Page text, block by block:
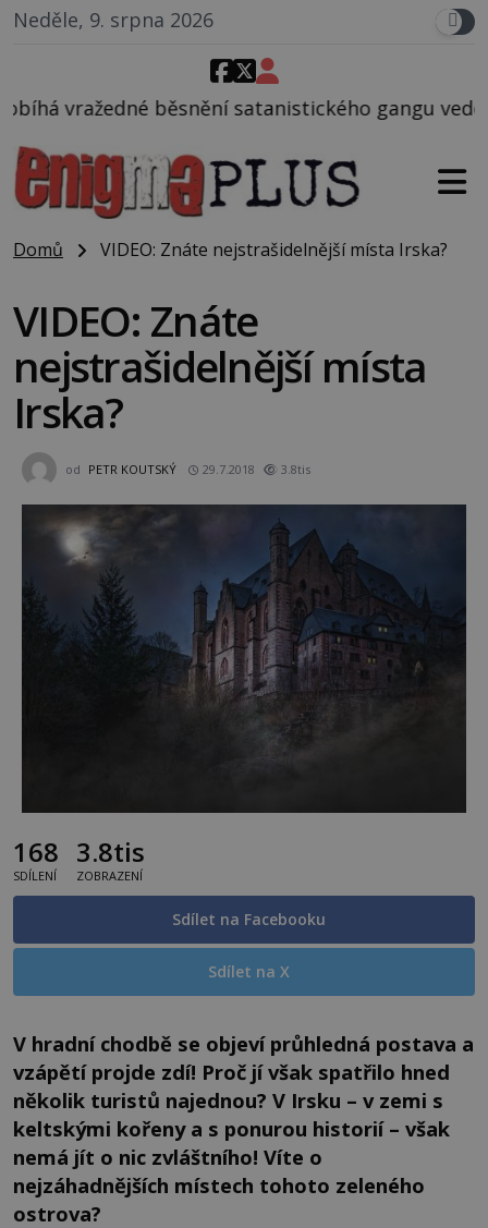
Neděle, 9. srpna 2026
gangu vedeného Charlesem
Domů VIDEO: Znáte nejstrašidelnější místa Irska?
VIDEO: Znáte
nejstrašidelnější místa
Irska?
od PETR KOUTSKÝ 29.7.2018 3.8tis
168
SDÍLENÍ
3.8tis
ZOBRAZENÍ
Sdílet na Facebooku
Sdílet na X
V hradní chodbě se objeví průhledná postava a
vzápětí projde zdí! Proč jí však spatřilo hned
několik turistů najednou? V Irsku – v zemi s
keltskými kořeny a s ponurou historií – však
nemá jít o nic zvláštního! Víte o
nejzáhadnějších místech tohoto zeleného
ostrova?